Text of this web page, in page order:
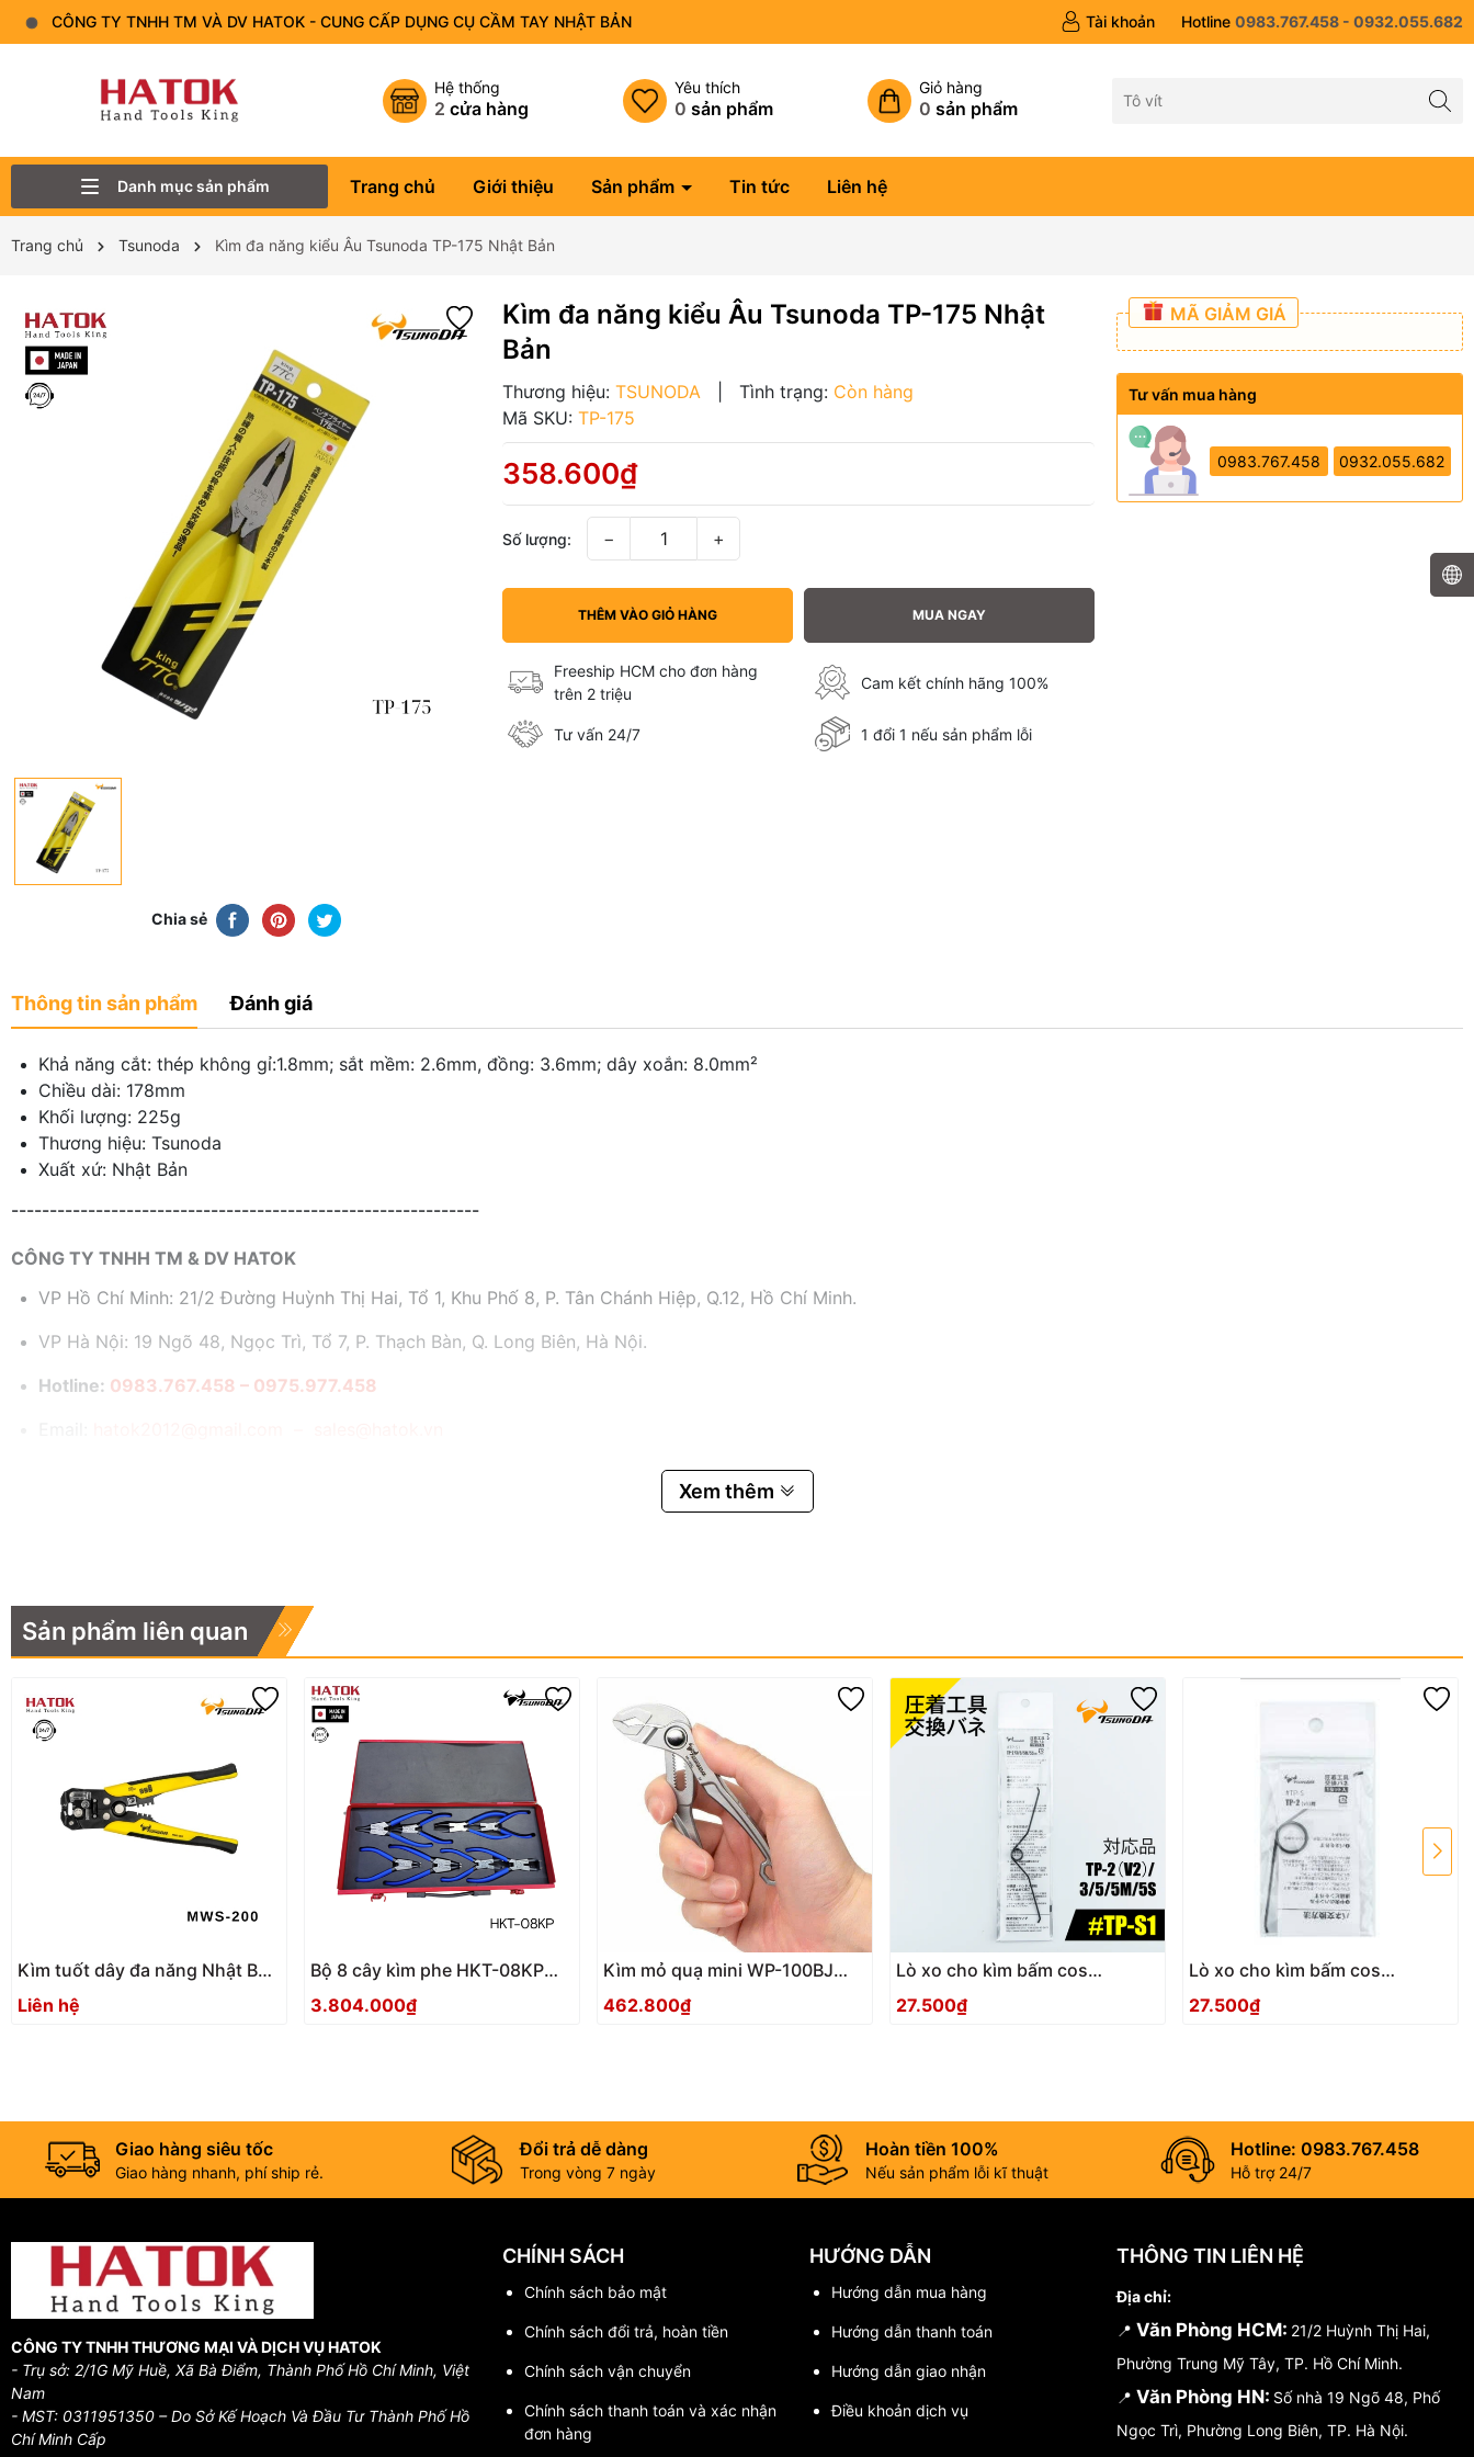
CÔNG TY TNHH TM VÀ DV HATOK - CUNG CẤP DỤNG CỤ CẦM TAY NHẬT BẢN Tài khoản Hotline 0983.767.458 - 0932.055.682
Hệ thống
2 cửa hàng
Yêu thích
0 sản phẩm
Giỏ hàng
0 sản phẩm
Danh mục sản phẩm Trang chủ Giới thiệu Sản phẩm Tin tức Liên hệ
Trang chủ Tsunoda Kìm đa năng kiểu Âu Tsunoda TP-175 Nhật Bản
Chia sẻ
Kìm đa năng kiểu Âu Tsunoda TP-175 Nhật
Bản
Thương hiệu: TSUNODA Tình trạng: Còn hàng
Mã SKU: TP-175
358.600₫
Số lượng: − +
THÊM VÀO GIỎ HÀNG MUA NGAY
Freeship HCM cho đơn hàng
trên 2 triệu
Cam kết chính hãng 100%
Tư vấn 24/7 1 đổi 1 nếu sản phẩm lỗi
MÃ GIẢM GIÁ
Tư vấn mua hàng
0983.767.458 0932.055.682
Thông tin sản phẩm Đánh giá
Khả năng cắt: thép không gỉ:1.8mm; sắt mềm: 2.6mm, đồng: 3.6mm; dây xoắn: 8.0mm²
Chiều dài: 178mm
Khối lượng: 225g
Thương hiệu: Tsunoda
Xuất xứ: Nhật Bản
-------------------------------------------------------------
CÔNG TY TNHH TM & DV HATOK
VP Hồ Chí Minh: 21/2 Đường Huỳnh Thị Hai, Tổ 1, Khu Phố 8, P. Tân Chánh Hiệp, Q.12, Hồ Chí Minh.
VP Hà Nội: 19 Ngõ 48, Ngọc Trì, Tổ 7, P. Thạch Bàn, Q. Long Biên, Hà Nội.
Hotline: 0983.767.458 – 0975.977.458
Xem thêm
Sản phẩm liên quan
Kìm tuốt dây đa năng Nhật Bản
Tsunoda MWS-200
Liên hệ
Bộ 8 cây kìm phe HKT-08KP
Nhật Bản
3.804.000₫
Kìm mỏ quạ mini WP-100BJ
Tsunoda Nhật Bản
462.800₫
Lò xo cho kìm bấm cos
27.500₫
Lò xo cho kìm bấm cos
TSUNODA TP-S
27.500₫
Giao hàng siêu tốc
Giao hàng nhanh, phí ship rẻ.
Đổi trả dễ dàng
Trong vòng 7 ngày
Hoàn tiền 100%
Nếu sản phẩm lỗi kĩ thuật
Hotline: 0983.767.458
Hỗ trợ 24/7
CÔNG TY TNHH THƯƠNG MẠI VÀ DỊCH VỤ HATOK
- Trụ sở: 2/1G Mỹ Huề, Xã Bà Điểm, Thành Phố Hồ Chí Minh, Việt
Nam
- MST: 0311951350 – Do Sở Kế Hoạch Và Đầu Tư Thành Phố Hồ
Chí Minh Cấp
CHÍNH SÁCH
Chính sách bảo mật
Chính sách đổi trả, hoàn tiền
Chính sách vận chuyển
Chính sách thanh toán và xác nhận
đơn hàng
HƯỚNG DẪN
Hướng dẫn mua hàng
Hướng dẫn thanh toán
Hướng dẫn giao nhận
Điều khoản dịch vụ
THÔNG TIN LIÊN HỆ
Địa chỉ:
📍 Văn Phòng HCM: 21/2 Huỳnh Thị Hai,
Phường Trung Mỹ Tây, TP. Hồ Chí Minh.
📍 Văn Phòng HN: Số nhà 19 Ngõ 48, Phố
Ngọc Trì, Phường Long Biên, TP. Hà Nội.